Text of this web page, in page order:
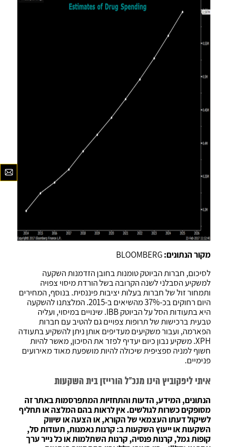
מקור הנתונים:
לסיכום, חברות הביוטק טומנות בחובן הזדמנות השקעה
למשקיע הסבלני לשנה הקרובה בשל הורדת מיסוי צפויה
ותמחור זול של חברות בעלות יציבות פיננסית. בנוסף, המחירים
היום רחוקים בכ-37% מהשיאים ב-2015. המלצתנו להשקעה
היא בתעודות הסל על הביוטק IBB. שינויים במיסוי, ועליה
טבעית ברכישות של תרופות צפויים גם להטיב עם חברות
הפארמה, ועבור משקיעים מעדיפים אותן ניתן להשקיע בתעודה
XPH. משקיע נבון כיום יעדיף לפזר את הסיכון, מאשר להיות
חשוף למניה ספציפית שיכולה להיות מושפעת מאוד מאירועים
פנימיים.
איתי ליפקוביץ הינו מנכ"ל הורייזן בית השקעות
הנתונים, המידע, הדעות והתחזיות המתפרסמות באתר זה
מסופקים כשרות לגולשים. אין לראות בהם המלצה או תחליף
לשיקול דעתו העצמאי של הקורא, או הצעה או שיווק
השקעות או ייעוץ השקעות ב: קרנות נאמנות, תעודות סל,
קופות גמל, קרנות פנסיה, קרנות השתלמות או כל נייר ערך